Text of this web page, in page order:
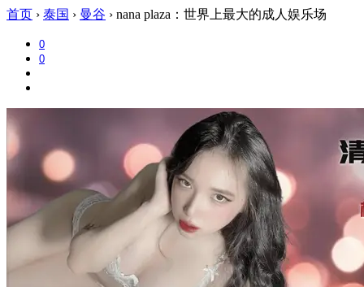
首页 › 泰国 › 曼谷 › nana plaza：世界上最大的成人娱乐场
0
0